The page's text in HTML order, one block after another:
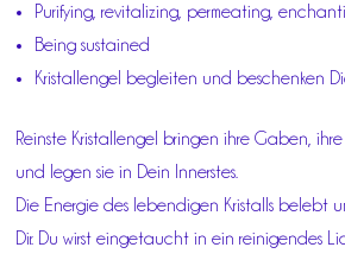
Purifying, revitalizing, permeating,
Being sustained
Kristallengel begleiten und beschenken
Reinste Kristallengel bringen ihre Gaben, ihre
und legen sie in Dein Innerstes.
Die Energie des lebendigen Kristalls belebt
Dir. Du wirst eingetaucht in ein reinigendes